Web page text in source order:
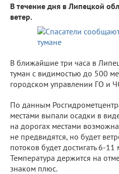
В течение дня в Липецкой
ветер.
В ближайшие три часа в
туман с видимостью до 500
городском управлении ГО и
По данным
местами выпали осадки в
на дорогах местами
не предвидятся, но будет
потоков будет достигать 6-11
Температура держится на
знаком плюс.